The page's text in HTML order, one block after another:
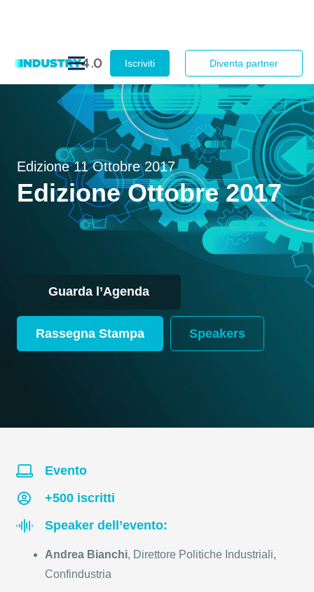
Iscriviti Diventa partner
Edizione11 Ottobre 2017
Edizione Ottobre 2017
Guarda l’Agenda
Rassegna Stampa Speakers
Evento
+500 iscritti
Speaker dell’evento:
Andrea Bianchi, Direttore Politiche Industriali,
Confindustria